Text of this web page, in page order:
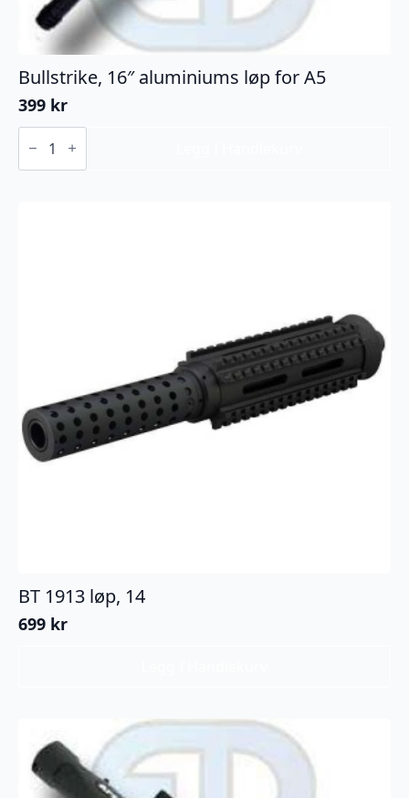
Bullstrike, 16″ aluminiums løp for A5
399 kr
Bullstrike,
16"
løp
BT 1913 løp, 14
699 kr